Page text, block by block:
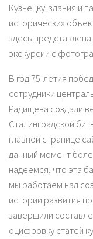
Кузнецку: здания и
исторических
здесь
экскурсии с
В год 75-летия
сотрудники
Радищева создали
Сталинградской
главной странице
данный момент
надеемся, что эта
мы работаем над
истории развития
завершили
оцифровку статей